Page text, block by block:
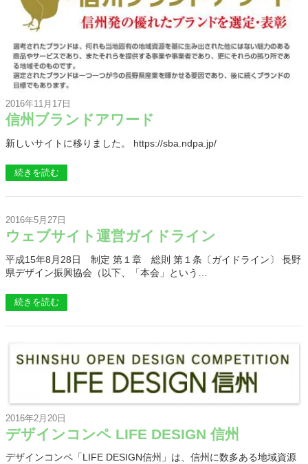
2016年11月17日
信州ブランドアワード
新しいサイトに移りました。 https://sba.ndpa.jp/
続きを読む
2016年5月27日
ウェブサイト運営ガイドライン
平成15年8月28日 制定 第１章 総則 第１条〔ガイドライン〕 長野
県デザイン振興協会（以下、「本会」という…
続きを読む
2016年2月20日
デザインコンペ LIFE DESIGN 信州
デザインコンペ「LIFE DESIGN信州」は、信州に数多ある地域資源